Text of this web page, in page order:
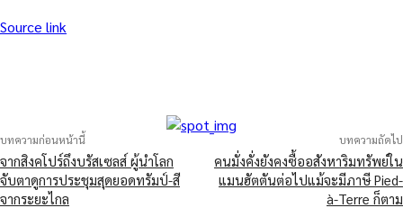
Source link
บทความก่อนหน้านี้
จากสิงคโปร์ถึงบรัสเซลส์ ผู้นำโลก
จับตาดูการประชุมสุดยอดทรัมป์-สี
จากระยะไกล
บทความถัดไป
คนมั่งคั่งยังคงซื้ออสังหาริมทรัพย์ใน
แมนฮัตตันต่อไปแม้จะมีภาษี Pied-
à-Terre ก็ตาม